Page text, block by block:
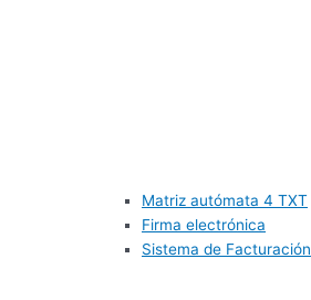
Matriz autómata 4 TXT
Firma electrónica
Sistema de Facturación